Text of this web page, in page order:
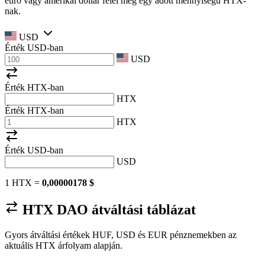
nak.
USD
Érték USD-ban
USD
Érték HTX-ban
HTX
Érték HTX-ban
HTX
Érték USD-ban
USD
1 HTX = 0,00000178 $
HTX DAO átváltási táblázat
Gyors átváltási értékek HUF, USD és EUR pénznemekben az
aktuális HTX árfolyam alapján.